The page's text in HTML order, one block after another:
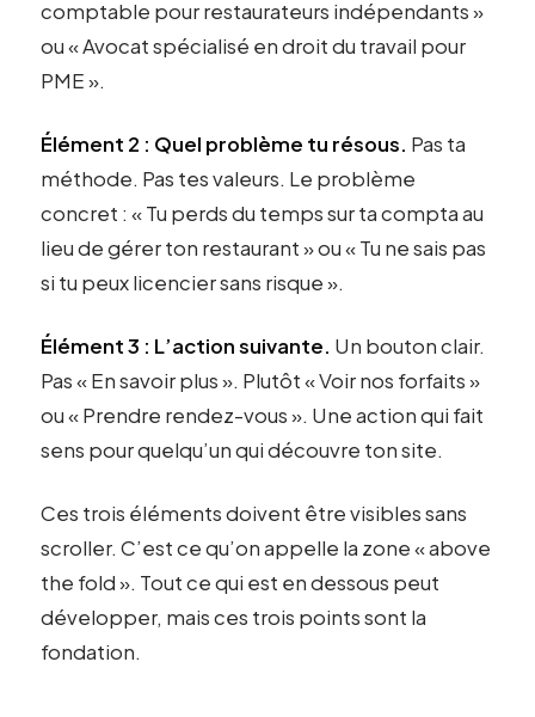
comptable pour restaurateurs indépendants »
ou « Avocat spécialisé en droit du travail pour
PME ».
Élément 2 : Quel problème tu résous. Pas ta
méthode. Pas tes valeurs. Le problème
concret : « Tu perds du temps sur ta compta au
lieu de gérer ton restaurant » ou « Tu ne sais pas
si tu peux licencier sans risque ».
Élément 3 : L’action suivante. Un bouton clair.
Pas « En savoir plus ». Plutôt « Voir nos forfaits »
ou « Prendre rendez-vous ». Une action qui fait
sens pour quelqu’un qui découvre ton site.
Ces trois éléments doivent être visibles sans
scroller. C’est ce qu’on appelle la zone « above
the fold ». Tout ce qui est en dessous peut
développer, mais ces trois points sont la
fondation.